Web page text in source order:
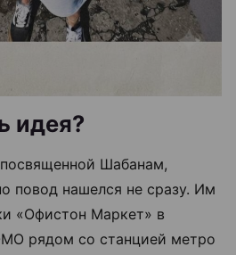
идея?
Шабанам,
повод нашелся не сразу. Им
«Офистон Маркет» в
рядом со станцией метро